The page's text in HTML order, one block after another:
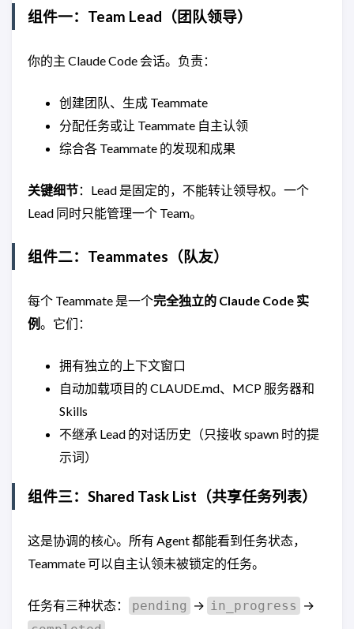
组件一：Team Lead（团队领导）
你的主 Claude Code 会话。负责：
创建团队、生成 Teammate
分配任务或让 Teammate 自主认领
综合各 Teammate 的发现和成果
关键细节：Lead 是固定的，不能转让领导权。一个
Lead 同时只能管理一个 Team。
组件二：Teammates（队友）
每个 Teammate 是一个完全独立的 Claude Code 实
例。它们：
拥有独立的上下文窗口
自动加载项目的 CLAUDE.md、MCP 服务器和
Skills
不继承 Lead 的对话历史（只接收 spawn 时的提
示词）
组件三：Shared Task List（共享任务列表）
这是协调的核心。所有 Agent 都能看到任务状态，
Teammate 可以自主认领未被锁定的任务。
任务有三种状态： pending → in_progress →